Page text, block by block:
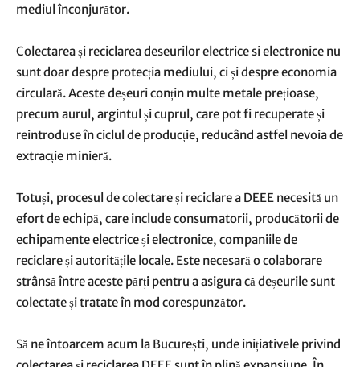
mediul înconjurător.
Colectarea și reciclarea deseurilor electrice si electronice nu
sunt doar despre protecția mediului, ci și despre economia
circulară. Aceste deșeuri conțin multe metale prețioase,
precum aurul, argintul și cuprul, care pot fi recuperate și
reintroduse în ciclul de producție, reducând astfel nevoia de
extracție minieră.
Totuși, procesul de colectare și reciclare a DEEE necesită un
efort de echipă, care include consumatorii, producătorii de
echipamente electrice și electronice, companiile de
reciclare și autoritățile locale. Este necesară o colaborare
strânsă între aceste părți pentru a asigura că deșeurile sunt
colectate și tratate în mod corespunzător.
Să ne întoarcem acum la București, unde inițiativele privind